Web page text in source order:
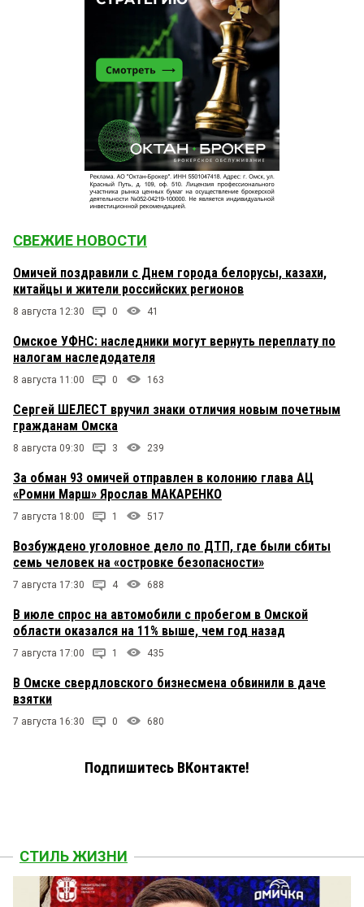
СВЕЖИЕ НОВОСТИ
Омичей поздравили с Днем города белорусы, казахи,
китайцы и жители российских регионов
8 августа 12:30 0 41
Омское УФНС: наследники могут вернуть переплату по
налогам наследодателя
8 августа 11:00 0 163
Сергей ШЕЛЕСТ вручил знаки отличия новым почетным
гражданам Омска
8 августа 09:30 3 239
За обман 93 омичей отправлен в колонию глава АЦ
«Ромни Марш» Ярослав МАКАРЕНКО
7 августа 18:00 1 517
Возбуждено уголовное дело по ДТП, где были сбиты
семь человек на «островке безопасности»
7 августа 17:30 4 688
В июле спрос на автомобили с пробегом в Омской
области оказался на 11% выше, чем год назад
7 августа 17:00 1 435
В Омске свердловского бизнесмена обвинили в даче
взятки
7 августа 16:30 0 680
Подпишитесь ВКонтакте!
СТИЛЬ ЖИЗНИ